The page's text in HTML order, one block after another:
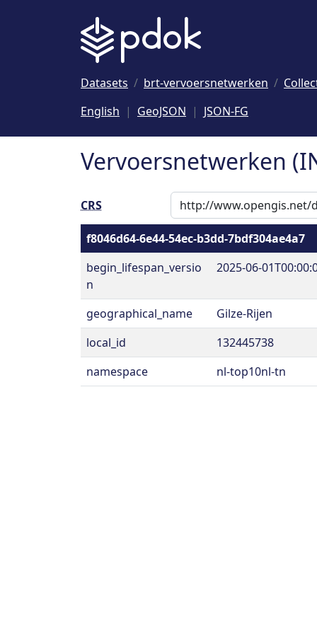
Datasets brt-vervoersnetwerken
English
GeoJSON JSON-FG
Vervoersnetwerken
CRS
f8046d64-6e44-54ec-b3dd-7bdf304ae4a7
begin_lifespan_versio
n
2025-06-
geographical_name
Gilze-Rijen
local_id
132445738
namespace
nl-top10nl-tn